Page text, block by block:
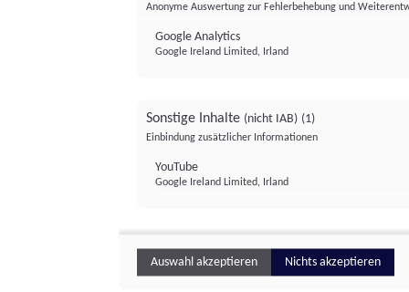
Anonyme Auswertung zur Fehlerbehebung und
Google Analytics
Google Ireland Limited, Irland
Sonstige Inhalte (nicht IAB) (1)
Einbindung zusätzlicher Informationen
YouTube
Google Ireland Limited, Irland
Auswahl akzeptieren Nichts akzeptieren